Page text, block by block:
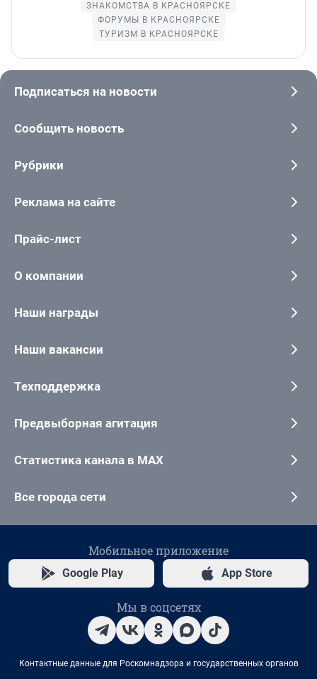
ЗНАКОМСТВА В КРАСНОЯРСКЕ
ФОРУМЫ В КРАСНОЯРСКЕ
ТУРИЗМ В КРАСНОЯРСКЕ
Подписаться на новости
Сообщить новость
Рубрики
Реклама на сайте
Прайс-лист
О компании
Наши награды
Наши вакансии
Техподдержка
Предвыборная агитация
Статистика канала в MAX
Все города сети
Мобильное приложение
Google Play App Store
Мы в соцсетях
Контактные данные для Роскомнадзора и государственных органов